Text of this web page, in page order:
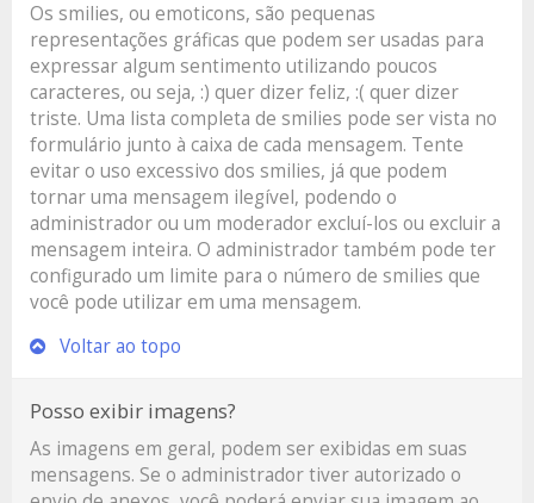
Os smilies, ou emoticons, são pequenas
representações gráficas que podem ser usadas para
expressar algum sentimento utilizando poucos
caracteres, ou seja, :) quer dizer feliz, :( quer dizer
triste. Uma lista completa de smilies pode ser vista no
formulário junto à caixa de cada mensagem. Tente
evitar o uso excessivo dos smilies, já que podem
tornar uma mensagem ilegível, podendo o
administrador ou um moderador excluí-los ou excluir a
mensagem inteira. O administrador também pode ter
configurado um limite para o número de smilies que
você pode utilizar em uma mensagem.
Voltar ao topo
Posso exibir imagens?
As imagens em geral, podem ser exibidas em suas
mensagens. Se o administrador tiver autorizado o